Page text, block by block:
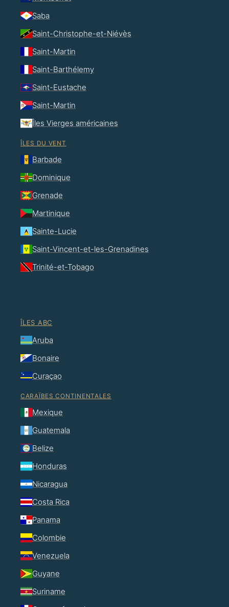
Saba
Saint-Christophe-et-Niévès
Saint-Martin
Saint-Barthélemy
Saint-Eustache
Saint-Martin
Îles Vierges américaines
ÎLES DU VENT
Barbade
Dominique
Grenade
Martinique
Sainte-Lucie
Saint-Vincent-et-les-Grenadines
Trinité-et-Tobago
ÎLES ABC
Aruba
Bonaire
Curaçao
CARAÏBES CONTINENTALES
Mexique
Guatemala
Belize
Honduras
Nicaragua
Costa Rica
Panama
Colombie
Venezuela
Guyane
Suriname